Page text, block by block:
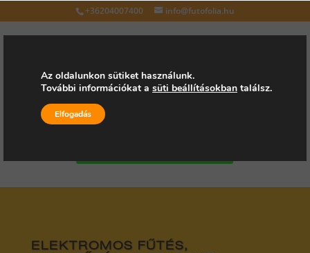
+36204007400 info@futofolia.hu
Válasszon oldalt
ELEKTROMOS FŰTÉS,
Az oldalunkon sütiket használunk.
További információkat a süti beállításokban találsz.
Elfogadás